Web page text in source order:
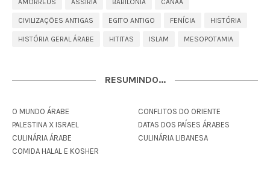
AMORREUS ASSÍRIA BABILONIA CANAÃ
CIVILIZAÇÕES ANTIGAS EGITO ANTIGO FENÍCIA HISTÓRIA
HISTÓRIA GERAL ÁRABE HITITAS ISLAM MESOPOTAMIA
RESUMINDO...
O MUNDO ÁRABE
CONFLITOS DO ORIENTE
PALESTINA X ISRAEL
DATAS DOS PAÍSES ÁRABES
CULINÁRIA ÁRABE
CULINÁRIA LIBANESA
COMIDA HALAL E KOSHER